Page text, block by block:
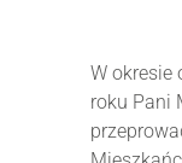
W okresie
roku Pani